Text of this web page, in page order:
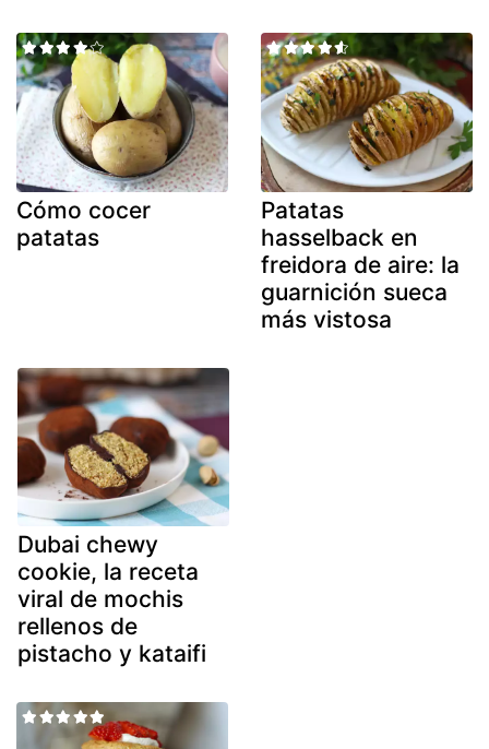
Cómo cocer
patatas
Patatas
hasselback en
freidora de aire: la
guarnición sueca
más vistosa
Dubai chewy
cookie, la receta
viral de mochis
rellenos de
pistacho y kataifi